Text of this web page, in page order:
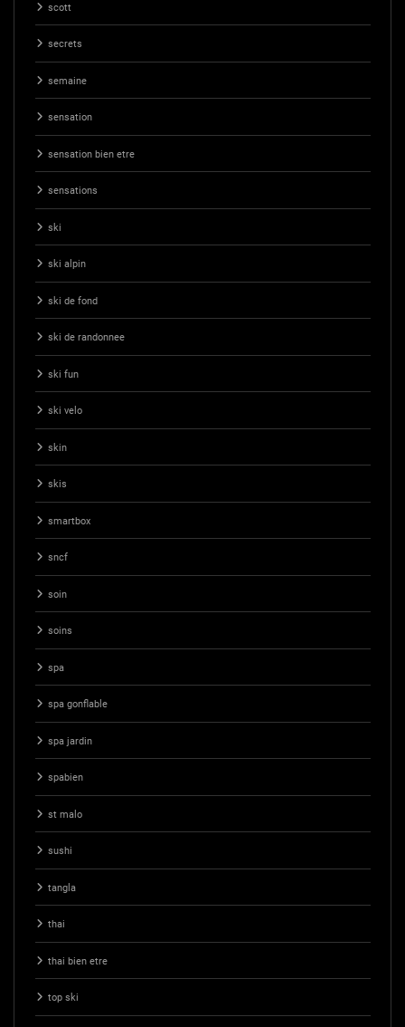
scott
secrets
semaine
sensation
sensation bien etre
sensations
ski
ski alpin
ski de fond
ski de randonnee
ski fun
ski velo
skin
skis
smartbox
sncf
soin
soins
spa
spa gonflable
spa jardin
spabien
st malo
sushi
tangla
thai
thai bien etre
top ski